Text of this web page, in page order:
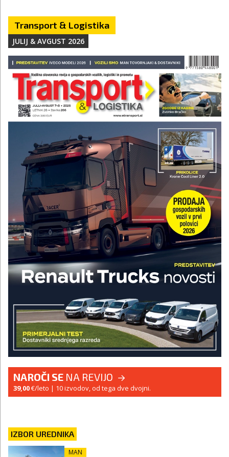
Transport & Logistika
JULIJ & AVGUST 2026
NAROČI SE NA REVIJO
39,00€/leto | 10 izvodov, od tega dve dvojni.
IZBOR UREDNIKA
MAN